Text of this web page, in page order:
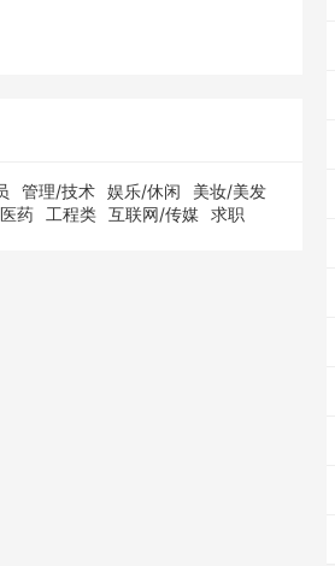
管理/技术 娱乐/休闲
美妆/美发
药 工程类 互联网/传媒 求职